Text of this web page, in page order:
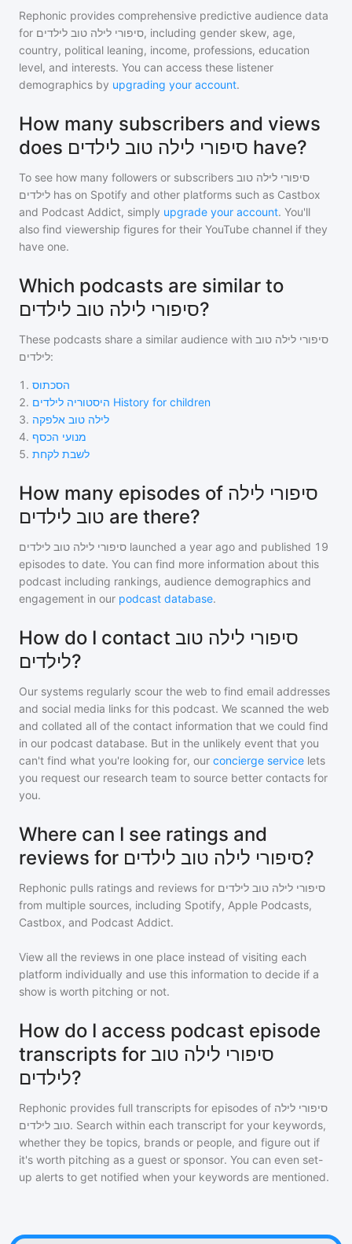
Rephonic provides comprehensive predictive audience data
for סיפורי לילה טוב לילדים, including gender skew, age,
country, political leaning, income, professions, education
level, and interests. You can access these listener
demographics by upgrading your account.
How many subscribers and views
does סיפורי לילה טוב לילדים have?
To see how many followers or subscribers סיפורי לילה טוב
לילדים has on Spotify and other platforms such as Castbox
and Podcast Addict, simply upgrade your account. You'll
also find viewership figures for their YouTube channel if they
have one.
Which podcasts are similar to
סיפורי לילה טוב לילדים?
These podcasts share a similar audience with סיפורי לילה טוב
לילדים:
1 . הסכתוס
2.
היסטוריה לילדים History for children
3. לילה טוב אלפקה
4. מנועי הכסף
5. לשבת לקחת
How many episodes of סיפורי לילה
טוב לילדים are there?
סיפורי לילה טוב לילדים launched a year ago and published 19
episodes to date. You can find more information about this
podcast including rankings, audience demographics and
engagement in our podcast database.
How do I contact סיפורי לילה טוב
לילדים?
Our systems regularly scour the web to find email addresses
and social media links for this podcast. We scanned the web
and collated all of the contact information that we could find
in our podcast database. But in the unlikely event that you
can't find what you're looking for, our concierge service lets
you request our research team to source better contacts for
you.
Where can I see ratings and
reviews for סיפורי לילה טוב לילדים?
Rephonic pulls ratings and reviews for סיפורי לילה טוב לילדים
from multiple sources, including Spotify, Apple Podcasts,
Castbox, and Podcast Addict.
View all the reviews in one place instead of visiting each
platform individually and use this information to decide if a
show is worth pitching or not.
How do I access podcast episode
transcripts for סיפורי לילה טוב
לילדים?
Rephonic provides full transcripts for episodes of סיפורי לילה
טוב לילדים. Search within each transcript for your keywords,
whether they be topics, brands or people, and figure out if
it's worth pitching as a guest or sponsor. You can even set-
up alerts to get notified when your keywords are mentioned.